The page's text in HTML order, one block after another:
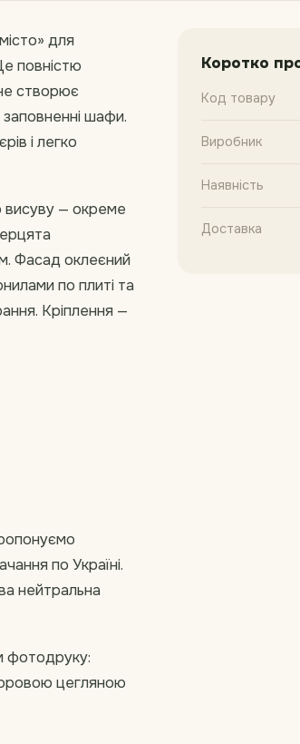
для
повністю
створює
шафи.
і легко
висуву — окреме
Фасад оклеєний
по плиті та
Кріплення —
по Україні.
нейтральна
цегляною
Коротко
Код товару
Виробник
Наявність
Доставка